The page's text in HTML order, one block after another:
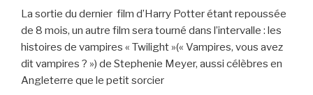
La sortie du dernier film d’Harry Potter étant repoussée
de 8 mois, un autre film sera tourné dans l’intervalle : les
histoires de vampires « Twilight »(« Vampires, vous avez
dit vampires ? ») de Stephenie Meyer, aussi célèbres en
Angleterre que le petit sorcier